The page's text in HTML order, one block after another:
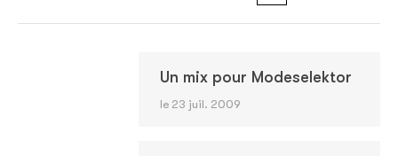
Un mix pour Modeselektor
le 23 juil. 2009